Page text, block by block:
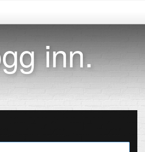
inn.